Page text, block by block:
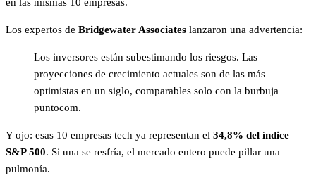
Los expertos de Bridgewater Associates lanzaron una advertencia:
Los inversores están subestimando los riesgos. Las
proyecciones de crecimiento actuales son de las más
optimistas en un siglo, comparables solo con la burbuja
puntocom.
Y ojo: esas 10 empresas tech ya representan el 34,8% del índice
S&P 500. Si una se resfría, el mercado entero puede pillar una
pulmonía.